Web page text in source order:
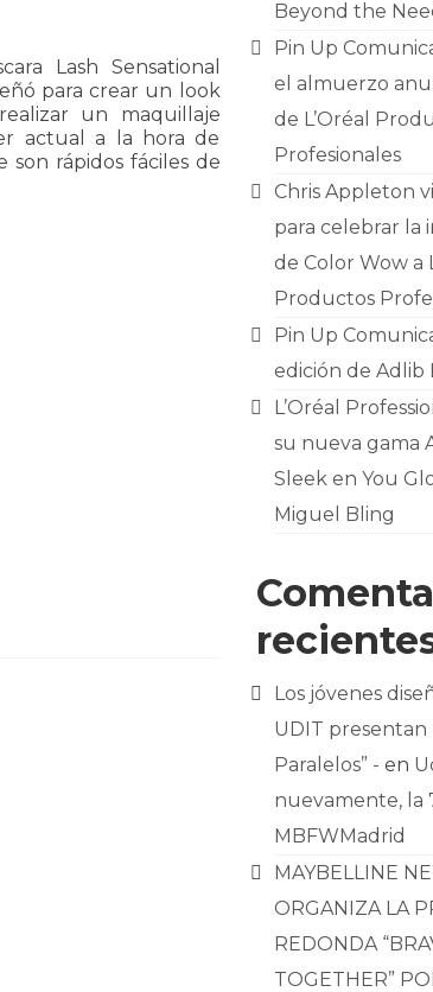
Lash Sensational
para crear un look
un maquillaje
actual a la hora de
rápidos fáciles de
Beyond the
Pin Up
el almuerzo
de L’Oréal
Profesionales
Chris Appleton
para celebrar la
de Color Wow a
Productos
Pin Up
edición de Adlib
L’Oréal
su nueva gama
Sleek en You
Miguel Bling
Los jóvenes
UDIT presentan
Paralelos” - en
nuevamente, la
MBFWMadrid
MAYBELLINE
ORGANIZA LA
REDONDA
TOGETHER”